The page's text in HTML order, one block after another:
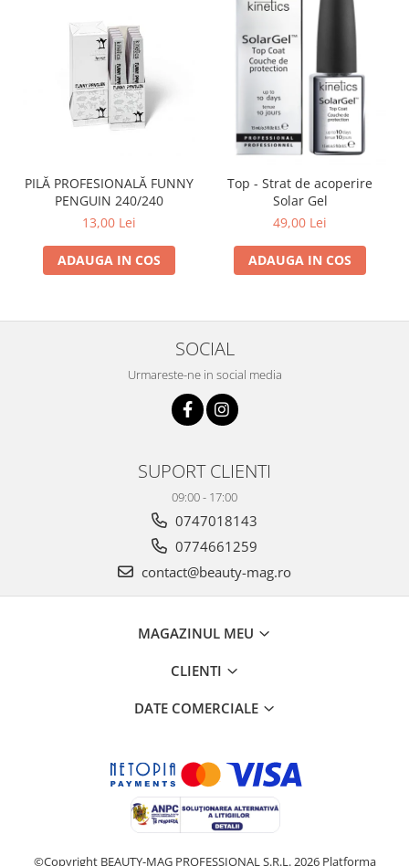
PILĂ PROFESIONALĂ FUNNY
PENGUIN 240/240
13,00 Lei
ADAUGA IN COS
Top - Strat de acoperire
Solar Gel
49,00 Lei
ADAUGA IN COS
SOCIAL
Urmareste-ne in social media
SUPORT CLIENTI
09:00 - 17:00
0747018143
0774661259
contact@beauty-mag.ro
MAGAZINUL MEU
CLIENTI
DATE COMERCIALE
©Copyright BEAUTY-MAG PROFESSIONAL S.R.L. 2026 Platforma